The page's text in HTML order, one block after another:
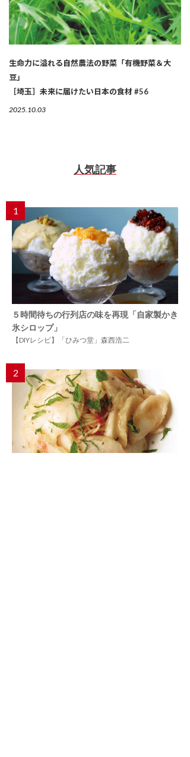
生命力に溢れる自然農法の野菜「有機野菜＆大
豆」
［埼玉］未来に届けたい日本の食材 #56
2025.10.03
人気記事
1
５時間待ちの行列店の味を再現「自家製かき
氷シロップ」
【DIYレシピ】「ひみつ堂」森西浩二
2